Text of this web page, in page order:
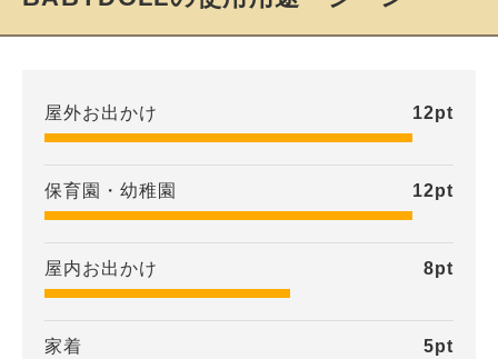
屋外お出かけ 12pt
保育園・幼稚園 12pt
屋内お出かけ 8pt
家着 5pt